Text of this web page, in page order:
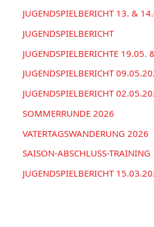
JUGENDSPIELBERICHT 13. &
JUGENDSPIELBERICHT
JUGENDSPIELBERICHTE 19.05.
JUGENDSPIELBERICHT
JUGENDSPIELBERICHT
SOMMERRUNDE 2026
VATERTAGSWANDERUNG 2026
SAISON-ABSCHLUSS-TRAINING
JUGENDSPIELBERICHT